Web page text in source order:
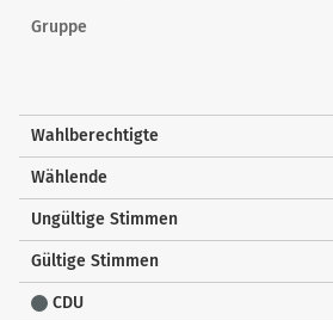
Gruppe
Wahlberechtigte
Wählende
Ungültige Stimmen
Gültige Stimmen
CDU